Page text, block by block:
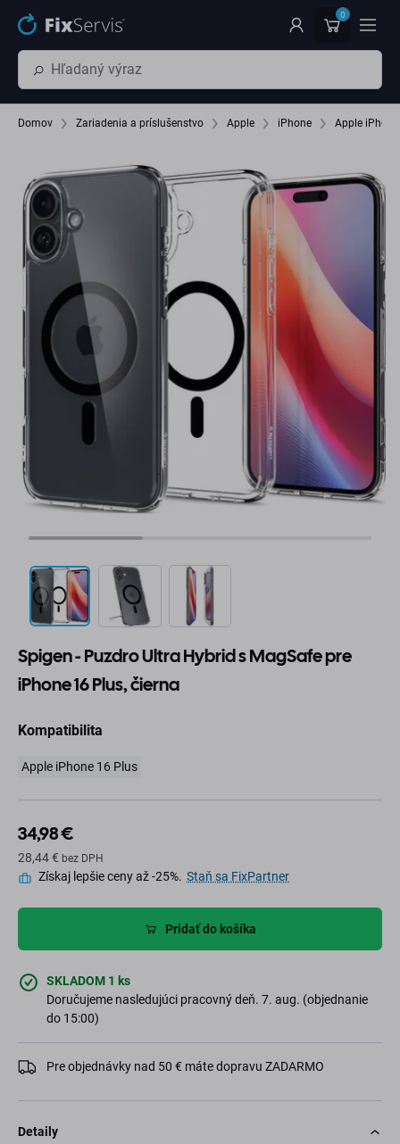
Preskočiť na hlavný obsah 0
Domov Zariadenia a príslušenstvo Apple iPhone Apple
Spigen - Puzdro Ultra Hybrid s MagSafe pre
iPhone 16 Plus, čierna
Kompatibilita
Apple iPhone 16 Plus
34,98 €
28,44 € bez DPH
Získaj lepšie ceny až -25%. Staň sa FixPartner
Pridať do košíka
SKLADOM 1 ks
Doručujeme nasledujúci pracovný deň. 7. aug. (objednanie
do 15:00)
Pre objednávky nad 50 € máte dopravu ZADARMO
Detaily